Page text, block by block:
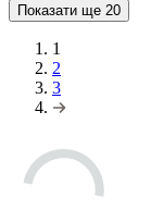
Показати ще 20
1
2
3